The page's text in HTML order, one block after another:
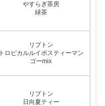
やすらぎ茶房
緑茶
リプトン
トロピカルルイボスティーマン
ゴーmix
リプトン
日向夏ティー